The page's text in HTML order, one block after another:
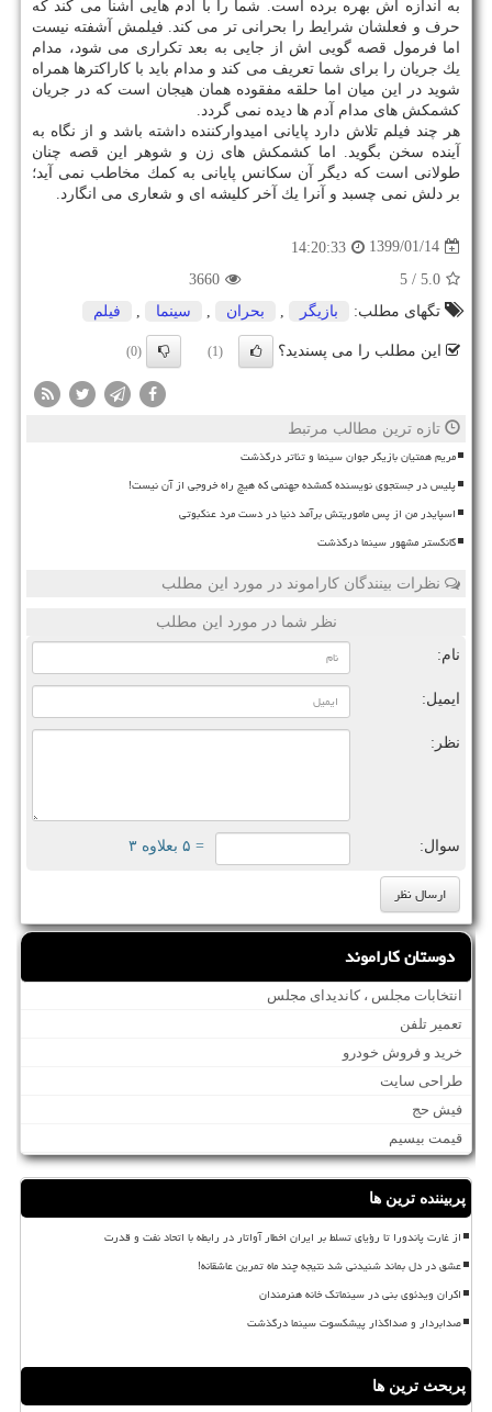
به اندازه اش بهره برده است. شما را با آدم هایی آشنا می كند كه
حرف و فعلشان شرایط را بحرانی تر می كند. فیلمش آشفته نیست
اما فرمول قصه گویی اش از جایی به بعد تكراری می شود، مدام
یك جریان را برای شما تعریف می كند و مدام باید با كاراكترها همراه
شوید در این میان اما حلقه مفقوده همان هیجان است كه در جریان
كشمكش های مدام آدم ها دیده نمی گردد.
هر چند فیلم تلاش دارد پایانی امیدواركننده داشته باشد و از نگاه به
آینده سخن بگوید. اما كشمكش های زن و شوهر این قصه چنان
طولانی است كه دیگر آن سكانس پایانی به كمك مخاطب نمی آید؛
بر دلش نمی چسبد و آنرا یك آخر كلیشه ای و شعاری می انگارد.
1399/01/14
14:20:33
5.0
/ 5
3660
تگهای مطلب:
بازیگر بحران سینما فیلم
این مطلب را می پسندید؟ (1)
(0)
تازه ترین مطالب مرتبط
مریم همتیان بازیگر جوان سینما و تئاتر درگذشت
پلیس در جستجوی نویسنده گمشده جهنمی که هیچ راه خروجی از آن نیست!
اسپایدر من از پس ماموریتش برآمد دنیا در دست مرد عنکبوتی
گانگستر مشهور سینما درگذشت
نظرات بینندگان کاراموند در مورد این مطلب
نظر شما در مورد این مطلب
نام:
ایمیل:
نظر:
سوال: = ۵ بعلاوه ۳
دوستان کاراموند
انتخابات مجلس ، کاندیدای مجلس
تعمیر تلفن
خرید و فروش خودرو
طراحی سایت
فیش حج
قیمت بیسیم
پربیننده ترین ها
از غارت پاندورا تا رؤیای تسلط بر ایران اخطار آواتار در رابطه با اتحاد نفت و قدرت
عشق در دل بماند شنیدنی شد نتیجه چند ماه تمرین عاشقانه!
اکران ویدئوی بنی در سینماتک خانه هنرمندان
صدابردار و صداگذار پیشکسوت سینما درگذشت
پربحث ترین ها